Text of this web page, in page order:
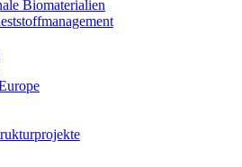
Biomaterialien